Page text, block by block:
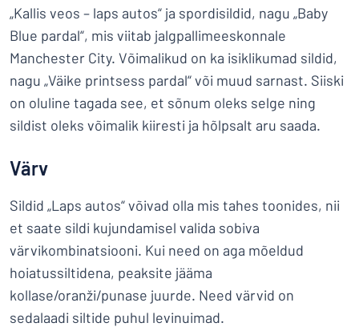
„Kallis veos – laps autos“ ja spordisildid, nagu „Baby
Blue pardal“, mis viitab jalgpallimeeskonnale
Manchester City. Võimalikud on ka isiklikumad sildid,
nagu „Väike printsess pardal“ või muud sarnast. Siiski
on oluline tagada see, et sõnum oleks selge ning
sildist oleks võimalik kiiresti ja hõlpsalt aru saada.
Värv
Sildid „Laps autos“ võivad olla mis tahes toonides, nii
et saate sildi kujundamisel valida sobiva
värvikombinatsiooni. Kui need on aga mõeldud
hoiatussiltidena, peaksite jääma
kollase/oranži/punase juurde. Need värvid on
sedalaadi siltide puhul levinuimad.